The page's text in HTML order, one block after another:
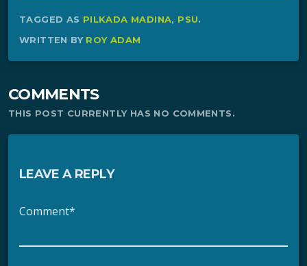
TAGGED AS PILKADA MADINA, PSU.
WRITTEN BY ROY ADAM
COMMENTS
THIS POST CURRENTLY HAS NO COMMENTS.
LEAVE A REPLY
Comment*